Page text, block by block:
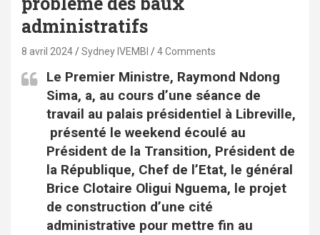
administratifs
8 avril 2024 Sydney IVEMBI 4 Comments
Le Premier Ministre, Raymond Ndong
Sima, a, au cours d’une séance de
travail au palais présidentiel à Libreville,
présenté le weekend écoulé au
Président de la Transition, Président de
la République, Chef de l’Etat, le général
Brice Clotaire Oligui Nguema, le projet
de construction d’une cité
administrative pour mettre fin au